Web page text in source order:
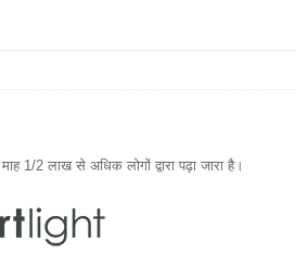
1/2 लाख से अधिक लोगों द्वारा पढ़ा जारा है।